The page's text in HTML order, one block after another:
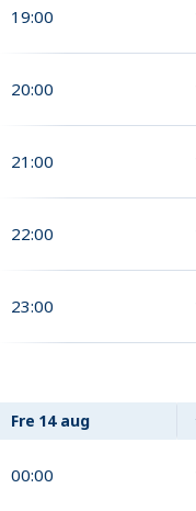
19:00
20:00
21:00
22:00
23:00
Fre 14 aug
00:00